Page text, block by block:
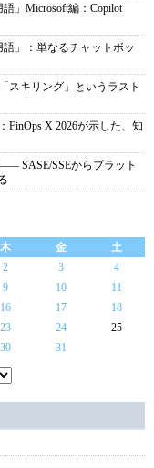
」Microsoft編：Copilot
」：単なるチャットボッ
キリング」というラスト
FinOps X 2026が示した、知
SASE/SSEからプラット
木 金
土
2 3
4
9 10
11
16 17
18
23 24
25
30 31